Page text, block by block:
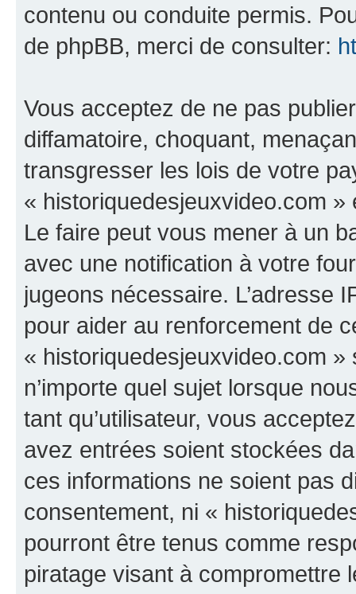
contenu ou conduite permis.
de phpBB, merci de consulter:
Vous acceptez de ne pas
diffamatoire, choquant,
transgresser les lois de votre
« historiquedesjeuxvideo.com
Le faire peut vous mener à un
avec une notification à votre
jugeons nécessaire. L’adresse
pour aider au renforcement de
« historiquedesjeuxvideo.com
n’importe quel sujet lorsque
tant qu’utilisateur, vous
avez entrées soient stockées
ces informations ne soient pas
consentement, ni «
pourront être tenus comme
piratage visant à compromettre